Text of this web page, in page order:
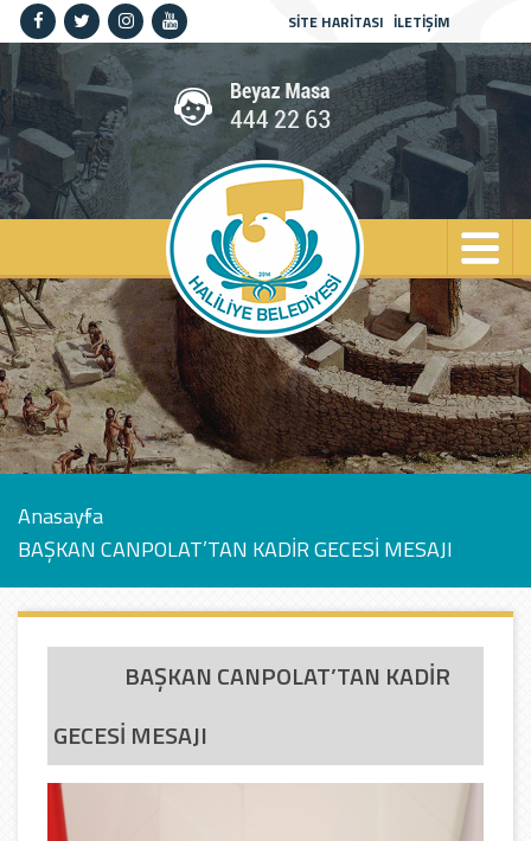
SİTE HARİTASI İLETİŞİM
Anasayfa
BAŞKAN CANPOLAT’TAN KADİR GECESİ MESAJI
BAŞKAN CANPOLAT’TAN KADİR
GECESİ MESAJI
Anasayfa
Kurumsal
Haliliye
Spor
Kültür
Sanat
Güncel
İletişim